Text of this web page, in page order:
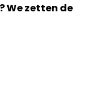
We zetten de